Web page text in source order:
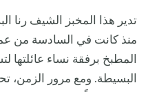
تدير هذا المخبز الشيف رنا
منذ كانت في السادسة من
المطبخ برفقة نساء عائلتها
البسيطة. ومع مرور الزمن،